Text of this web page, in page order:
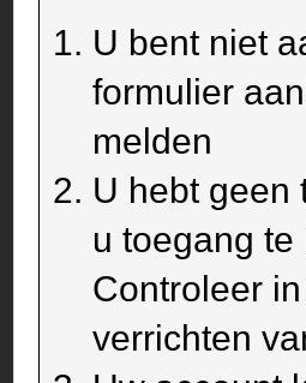
U bent niet
formulier
melden
U hebt geen
u toegang
Controleer
verrichten